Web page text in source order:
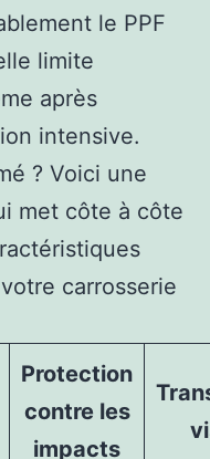
le PPF
limite
après
intensive.
? Voici une
met côte à côte
carrosserie
Protection
contre les
impacts